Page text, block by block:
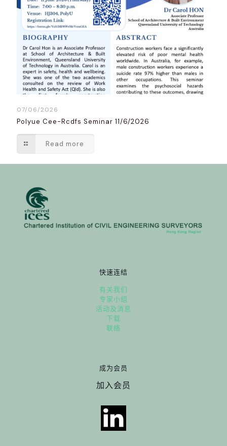
07/06/2026
Polyue Cee-Rcdfs Seminar 11/6/2026
Read more
快速连结
有关我们
专家小组
活动及消息
下载
联络
成为会员
加入会员